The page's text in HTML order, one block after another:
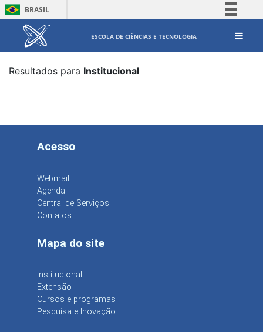
BRASIL
ESCOLA DE CIÊNCIAS E TECNOLOGIA
Resultados para Institucional
Acesso
Webmail
Agenda
Central de Serviços
Contatos
Mapa do site
Institucional
Extensão
Cursos e programas
Pesquisa e Inovação